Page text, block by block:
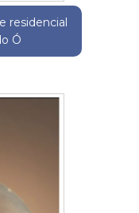
residencial
Ó